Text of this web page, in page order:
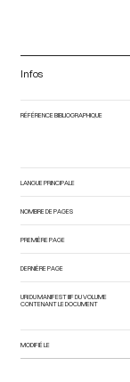
Infos
RÉFÉRENCE BIBLIOGRAPHIQUE
LANGUE PRINCIPALE
NOMBRE DE PAGES
PREMIÈRE PAGE
DERNIÈRE PAGE
URI DU MANIFEST IIIF DU VOLUME
CONTENANT LE DOCUMENT
MODIFIÉ LE